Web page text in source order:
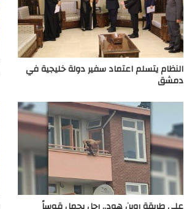
النظام يتسلم اعتماد سفير دولة خليجية في
دمشق